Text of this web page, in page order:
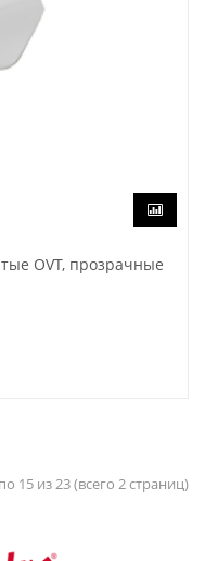
OVT, прозрачные
15 из 23 (всего 2 страниц)